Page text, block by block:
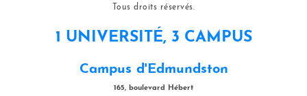
Tous droits réservés.
1 UNIVERSITÉ, 3 CAMPUS
Campus d'Edmundston
165, boulevard Hébert